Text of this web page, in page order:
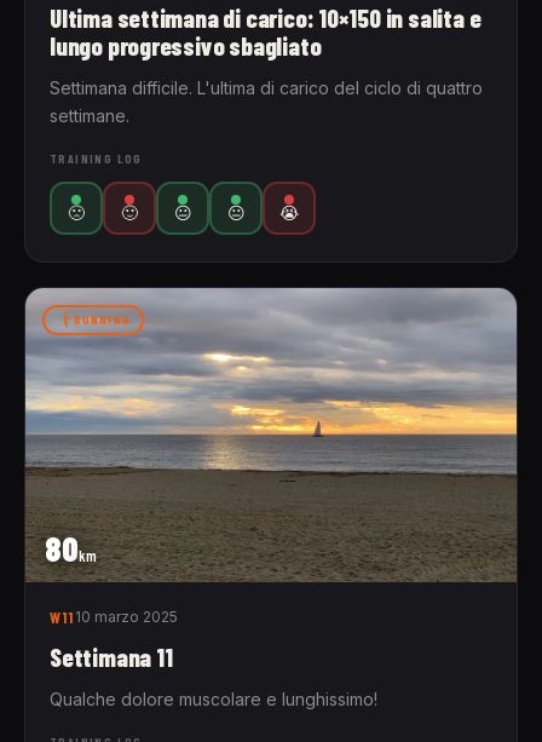
Ultima settimana di carico: 10×150 in salita e
lungo progressivo sbagliato
Settimana difficile. L'ultima di carico del ciclo di quattro
settimane.
TRAINING LOG
🙁 🙂 😐 😐 😭
80km
RUNNING
W11 10 marzo 2025
Settimana 11
Qualche dolore muscolare e lunghissimo!